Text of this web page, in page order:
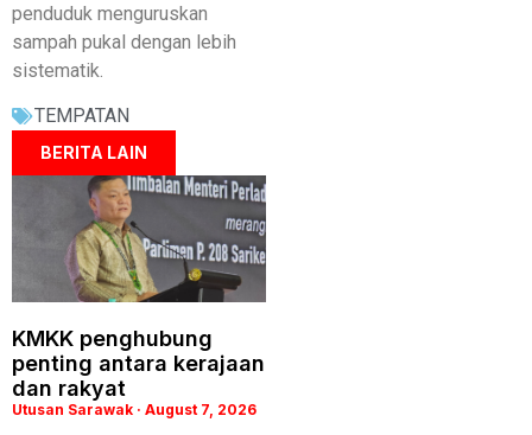
penduduk menguruskan
sampah pukal dengan lebih
sistematik.
TEMPATAN
BERITA LAIN
KMKK penghubung
penting antara kerajaan
dan rakyat
Utusan Sarawak August 7, 2026